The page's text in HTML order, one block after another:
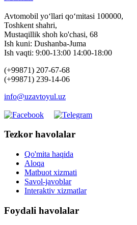
Avtomobil yo‘llari qo‘mitasi 100000,
Toshkent shahri,
Mustaqillik shoh ko'chasi, 68
Ish kuni: Dushanba-Juma
Ish vaqti: 9:00-13:00 14:00-18:00
(+99871) 207-67-68
(+99871) 239-14-06
info@uzavtoyul.uz
Tezkor havolalar
Qo'mita haqida
Aloqa
Matbuot xizmati
Savol-javoblar
Interaktiv xizmatlar
Foydali havolalar